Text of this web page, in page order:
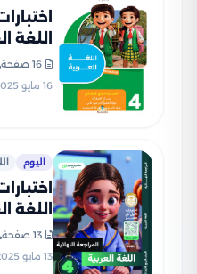
اللغة
16 صفحة
16 مايو 2025
اليوم
اللغة
13 صفحة
13 مايو 2025